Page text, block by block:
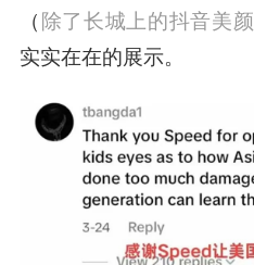
（除了长城上的抖音美颜
实实在在的展示。